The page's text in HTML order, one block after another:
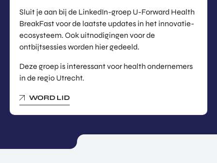
Sluit je aan bij de LinkedIn-groep U-Forward Health
BreakFast voor de laatste updates in het innovatie-
ecosysteem. Ook uitnodigingen voor de
ontbijtsessies worden hier gedeeld.
Deze groep is interessant voor health ondernemers
in de regio Utrecht.
WORD LID